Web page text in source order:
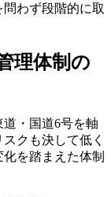
わず段階的に取
理体制の
・国道6号を軸
クも決して低く
を踏まえた体制